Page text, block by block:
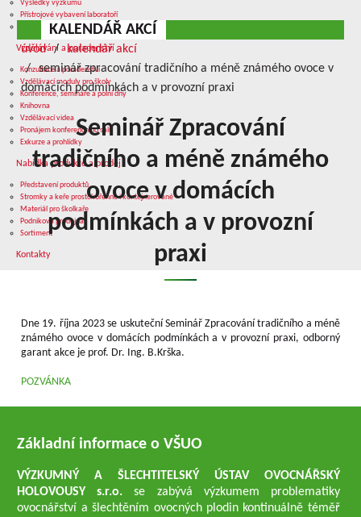
Výsledky výzkumu
Přístrojové vybavení laboratoří
Služby v oblasti výzkumu
Vzdělávání a poradenství
Konzultace a poradenství
Vzdělávací moduly pro školy
Konference, semináře a polní dny
Knihovna
Vzdělávací videa
Pronájem konferenčního sálu
Exkurze a prohlídky
Nabídka produkce a prodej
Představení produktů
Stromky a keře prostokořenné i kontejnerované
Materiál pro školkaře
Podniková prodejna
Sortiment
Kontakty
KALENDÁŘ AKCÍ
úvod
kalendář akcí
seminář zpracování tradičního a méně známého ovoce v
domácích podmínkách a v provozní praxi
Seminář Zpracování
tradičního a méně známého
ovoce v domácích
podmínkách a v provozní
praxi
Dne 19. října 2023 se uskuteční SeminářZpracování tradičního a méně
známého ovoce v domácích podmínkách a v provozní praxi, odborný
garant akce je prof. Dr. Ing. B.Krška.
POZVÁNKA
Základní informace o VŠUO
VÝZKUMNÝ A ŠLECHTITELSKÝ ÚSTAV OVOCNÁŘSKÝ
HOLOVOUSY s.r.o.se zabývá výzkumem problematiky
ovocnářství a šlechtěním ovocných plodin kontinuálně téměř